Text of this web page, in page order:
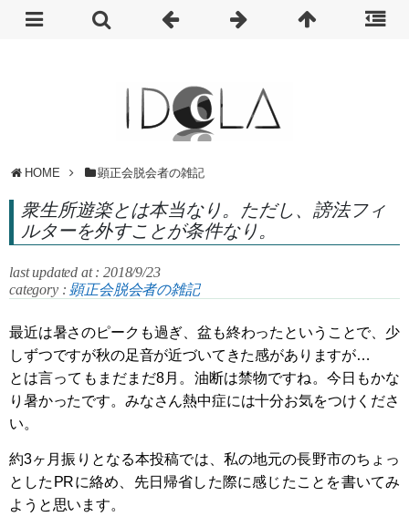
HOME 顕正会脱会者の雑記
衆生所遊楽とは本当なり。ただし、謗法フィ
ルターを外すことが条件なり。
last updated at : 2018/9/23
category : 顕正会脱会者の雑記
最近は暑さのピークも過ぎ、盆も終わったということで、少
しずつですが秋の足音が近づいてきた感がありますが…
とは言ってもまだまだ8月。油断は禁物ですね。今日もかな
り暑かったです。みなさん熱中症には十分お気をつけくださ
い。
約3ヶ月振りとなる本投稿では、私の地元の長野市のちょっ
としたPRに絡め、先日帰省した際に感じたことを書いてみ
ようと思います。